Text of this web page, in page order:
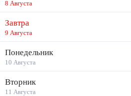
8 Августа
Завтра
9 Августа
Понедельник
10 Августа
Вторник
11 Августа